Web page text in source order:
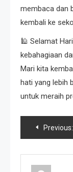
membaca dan
kembali ke
🕌 Selamat
kebahagiaan
Mari kita
hati yang lebih
untuk meraih
Previous: